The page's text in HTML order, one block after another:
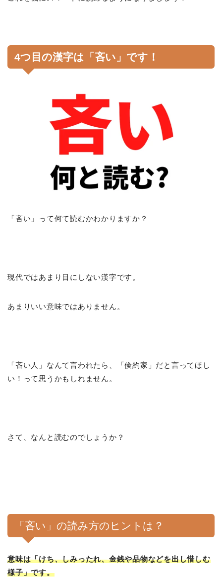
4つ目の漢字は「吝い」です！
「吝い」って何て読むかわかりますか？
現代ではあまり目にしない漢字です。
あまりいい意味ではありません。
「吝い人」なんて言われたら、「倹約家」だと言ってほし
い！って思うかもしれません。
さて、なんと読むのでしょうか？
「吝い」の読み方のヒントは？
意味は「けち、しみったれ、金銭や品物などを出し惜しむ
様子」です。